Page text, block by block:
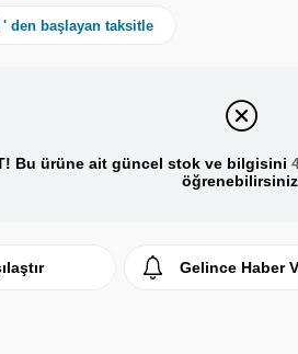
' den başlayan taksitle
Bu ürüne ait güncel stok ve bilgisini
Gelince Haber